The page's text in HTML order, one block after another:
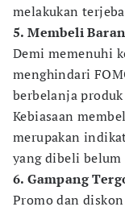
melakukan
5. Membeli
Demi memenuhi
menghindari
berbelanja
Kebiasaan
merupakan
yang dibeli
6. Gampang
Promo dan